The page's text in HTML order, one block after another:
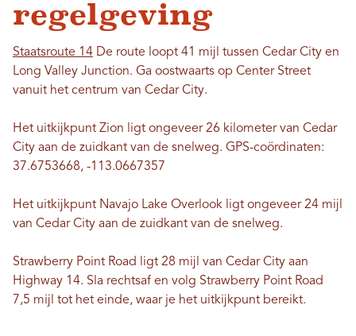
regelgeving
Staatsroute 14 De route loopt 41 mijl tussen Cedar City en
Long Valley Junction. Ga oostwaarts op Center Street
vanuit het centrum van Cedar City.
Het uitkijkpunt Zion ligt ongeveer 26 kilometer van Cedar
City aan de zuidkant van de snelweg. GPS-coördinaten:
37.6753668, -113.0667357
Het uitkijkpunt Navajo Lake Overlook ligt ongeveer 24 mijl
van Cedar City aan de zuidkant van de snelweg.
Strawberry Point Road ligt 28 mijl van Cedar City aan
Highway 14. Sla rechtsaf en volg Strawberry Point Road
7,5 mijl tot het einde, waar je het uitkijkpunt bereikt.